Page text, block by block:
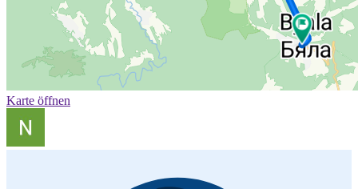
Karte öffnen